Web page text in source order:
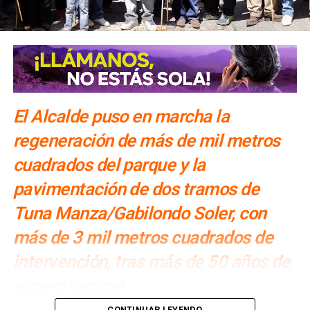
GABINO MANZO CASTREJÓN
SIGUIENTE
Enrique Galindo anunció la construcción de Parque
Presidenta del DIF Municipal, Estela Arriaga, entregó
apoyos a afectados por lluvias
El Alcalde puso en marcha la
regeneración de más de mil metros
cuadrados del parque y la
pavimentación de dos tramos de
Tuna Manza/Gabilondo Soler, con
más de 3 mil metros cuadrados de
intervención, tras más de 50 años de